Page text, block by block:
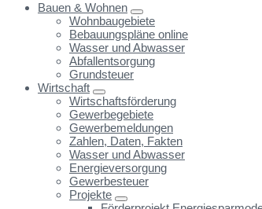
Bauen & Wohnen
Wohnbaugebiete
Bebauungspläne online
Wasser und Abwasser
Abfallentsorgung
Grundsteuer
Wirtschaft
Wirtschaftsförderung
Gewerbegebiete
Gewerbemeldungen
Zahlen, Daten, Fakten
Wasser und Abwasser
Energieversorgung
Gewerbesteuer
Projekte